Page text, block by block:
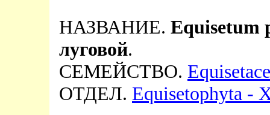
НАЗВАНИЕ. Equisetum
луговой.
СЕМЕЙСТВО.
ОТДЕЛ. Equisetophyta -